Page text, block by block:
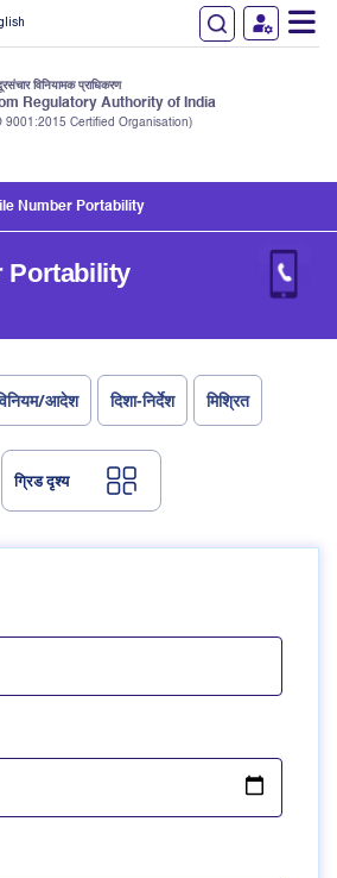
विनियामक प्राधिकरण
Regulatory Authority of India
9001:2015 Certified Organisation)
Number Portability
Portability
आदेश दिशा-निर्देश मिश्रित
ग्रिड दृश्य